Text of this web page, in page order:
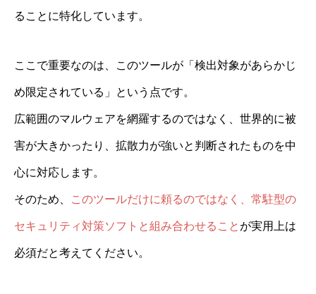
ることに特化しています。
ここで重要なのは、このツールが「検出対象があらかじ
め限定されている」という点です。
広範囲のマルウェアを網羅するのではなく、世界的に被
害が大きかったり、拡散力が強いと判断されたものを中
心に対応します。
そのため、 このツールだけに頼るのではなく、常駐型の
セキュリティ対策ソフトと組み合わせること が実用上は
必須だと考えてください。